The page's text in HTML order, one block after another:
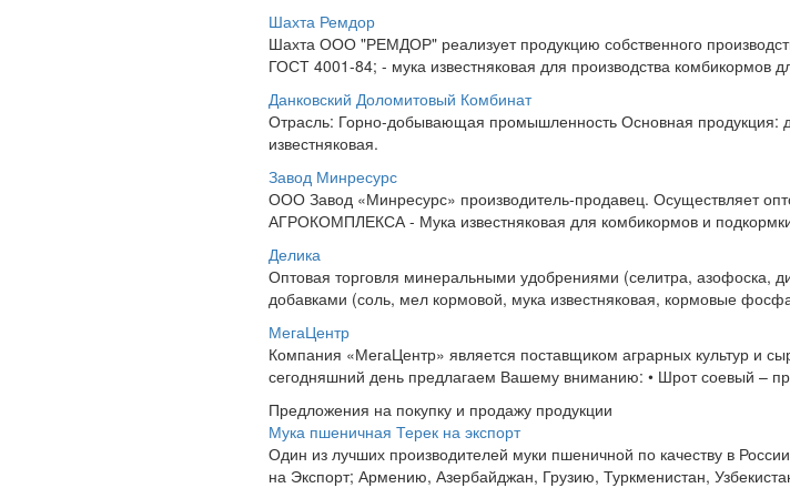
Шахта Ремдор
Шахта ООО "РЕМДОР" реализует продукцию собственного
ГОСТ 4001-84; - мука известняковая для производства комбикормов
Данковский Доломитовый Комбинат
Отрасль: Горно-добывающая промышленность Основная
известняковая.
Завод Минресурс
ООО Завод «Минресурс» производитель-продавец. Осуществляет
АГРОКОМПЛЕКСА - Мука известняковая для комбикормов и
Делика
Оптовая торговля минеральными удобрениями (селитра,
добавками (соль, мел кормовой, мука известняковая, кормовые
МегаЦентр
Компания «МегаЦентр» является поставщиком аграрных культур и
сегодняшний день предлагаем Вашему вниманию: • Шрот соевый –
Предложения на покупку и продажу продукции
Мука пшеничная Терек на экспорт
Один из лучших производителей муки пшеничной по качеству в
на Экспорт; Армению, Азербайджан, Грузию, Туркменистан,